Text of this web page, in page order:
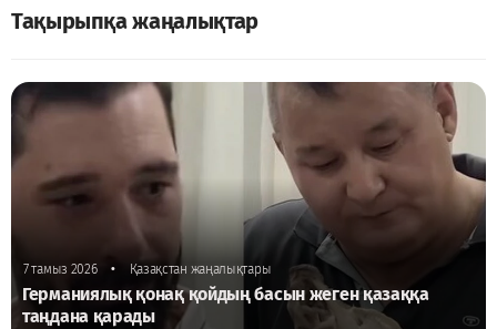
Тақырыпқа жаңалықтар
7 тамыз 2026 • Қазақстан жаңалықтары
Германиялық қонақ қойдың басын жеген қазаққа
таңдана қарады